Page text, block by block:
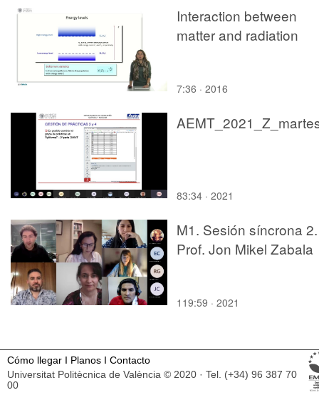
Interaction between
matter and radiation
7:36 · 2016
83:34 · 2021
M1. Sesión síncrona 2.
Prof. Jon Mikel Zabala
119:59 · 2021
Cómo llegar I Planos I Contacto
Universitat Politècnica de València © 2020 · Tel. (+34) 96 387 70
00